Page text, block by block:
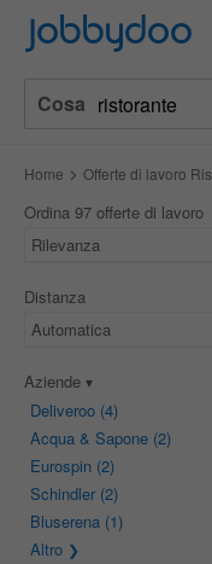
Jobbydoo
Cosa
Home Offerte di lavoro
Ordina 97 offerte di lavoro
Rilevanza
Distanza
Automatica
Aziende
Deliveroo(4)
Acqua & Sapone(2)
Eurospin(2)
Schindler(2)
Bluserena(1)
Altro